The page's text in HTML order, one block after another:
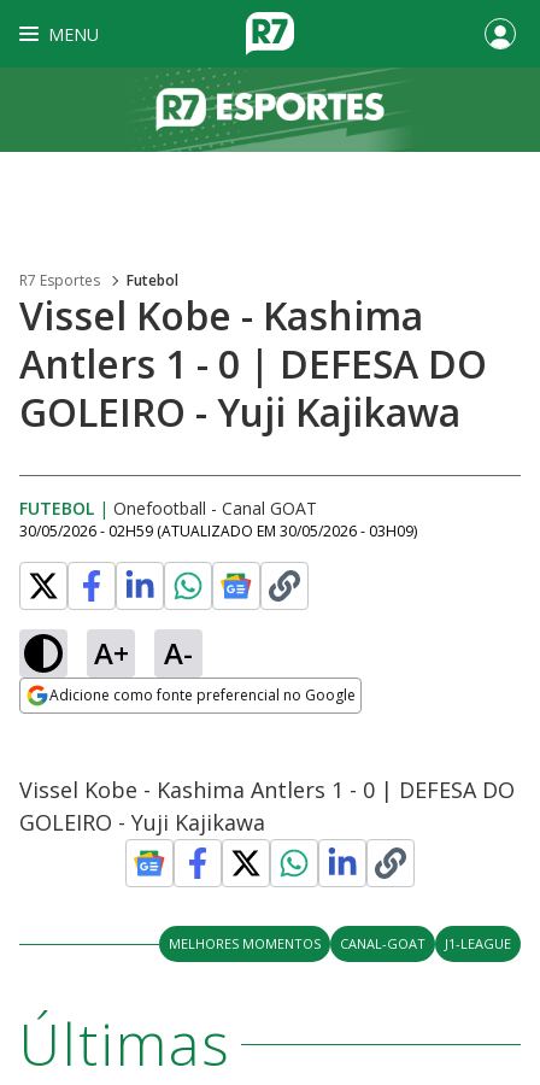
MENU
R7 Esportes Futebol
Vissel Kobe - Kashima
Antlers 1 - 0 | DEFESA DO
GOLEIRO - Yuji Kajikawa
FUTEBOL | Onefootball - Canal GOAT
30/05/2026 - 02H59 (ATUALIZADO EM 30/05/2026 - 03H09)
A+ A-
Adicione como fonte preferencial no Google
Vissel Kobe - Kashima Antlers 1 - 0 | DEFESA DO
GOLEIRO - Yuji Kajikawa
MELHORES MOMENTOS CANAL-GOAT J1-LEAGUE
Últimas